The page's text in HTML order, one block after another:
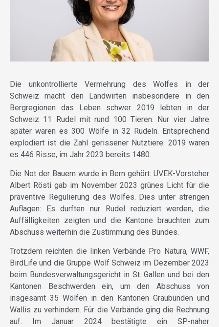
Die unkontrollierte Vermehrung des Wolfes in der
Schweiz macht den Landwirten insbesondere in den
Bergregionen das Leben schwer. 2019 lebten in der
Schweiz 11 Rudel mit rund 100 Tieren. Nur vier Jahre
später waren es 300 Wölfe in 32 Rudeln. Entsprechend
explodiert ist die Zahl gerissener Nutztiere: 2019 waren
es 446 Risse, im Jahr 2023 bereits 1480.
Die Not der Bauern wurde in Bern gehört: UVEK-Vorsteher
Albert Rösti gab im November 2023 grünes Licht für die
präventive Regulierung des Wolfes. Dies unter strengen
Auflagen: Es durften nur Rudel reduziert werden, die
Auffälligkeiten zeigten und die Kantone brauchten zum
Abschuss weiterhin die Zustimmung des Bundes.
Trotzdem reichten die linken Verbände Pro Natura, WWF,
BirdLife und die Gruppe Wolf Schweiz im Dezember 2023
beim Bundesverwaltungsgericht in St. Gallen und bei den
Kantonen Beschwerden ein, um den Abschuss von
insgesamt 35 Wölfen in den Kantonen Graubünden und
Wallis zu verhindern. Für die Verbände ging die Rechnung
auf: Im Januar 2024 bestätigte ein SP-naher